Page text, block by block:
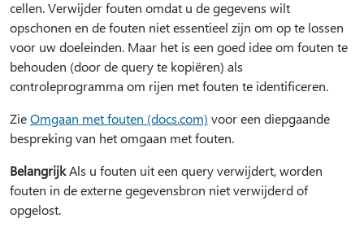
cellen. Verwijder fouten omdat u de gegevens wilt
opschonen en de fouten niet essentieel zijn om op te lossen
voor uw doeleinden. Maar het is een goed idee om fouten te
behouden (door de query te kopiëren) als
controleprogramma om rijen met fouten te identificeren.
ZieOmgaan met fouten (docs.com) voor een diepgaande
bespreking van het omgaan met fouten.
BelangrijkAls u fouten uit een query verwijdert, worden
fouten in de externe gegevensbron niet verwijderd of
opgelost.